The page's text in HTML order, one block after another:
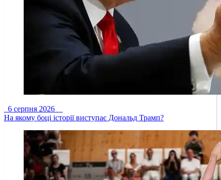
6 серпня 2026
На якому боці історії виступає Дональд Трамп?